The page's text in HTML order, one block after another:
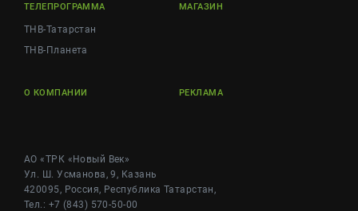
ТЕЛЕПРОГРАММА
ТНВ-Татарстан
ТНВ-Планета
МАГАЗИН
О КОМПАНИИ РЕКЛАМА
АО «ТРК «Новый Век»
Ул. Ш. Усманова, 9, Казань
420095, Россия, Республика Татарстан,
Тел.: +7 (843) 570-50-00